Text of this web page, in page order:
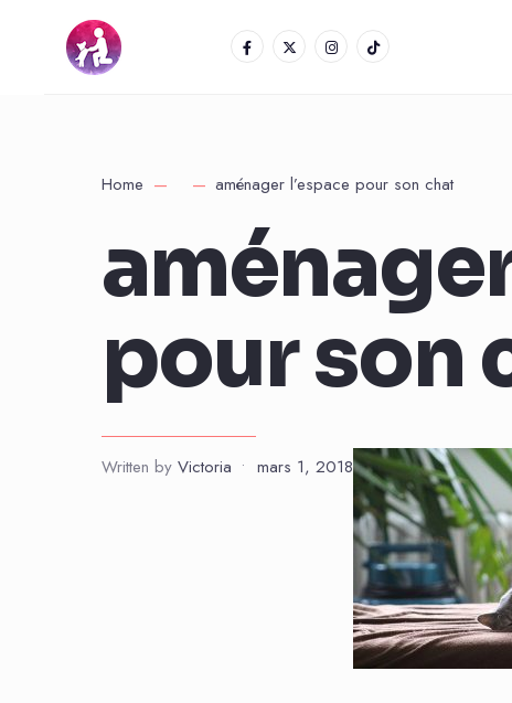
Home aménager l’espace pour son chat
pour son
Written by Victoria • mars 1, 2018